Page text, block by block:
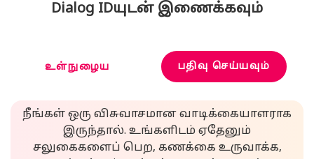
Dialog IDயுடன் இணைக்கவும்
உள்நுழைய பதிவு செய்யவும்
நீங்கள் ஒரு விசுவாசமான வாடிக்கையாளராக
இருந்தால். உங்களிடம் ஏதேனும்
சலுகைகளைப் பெற, கணக்கை உருவாக்க,